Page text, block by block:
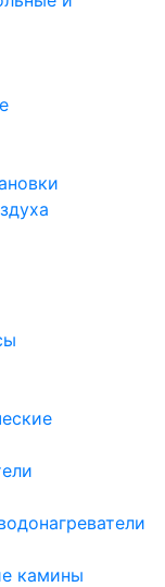
камины